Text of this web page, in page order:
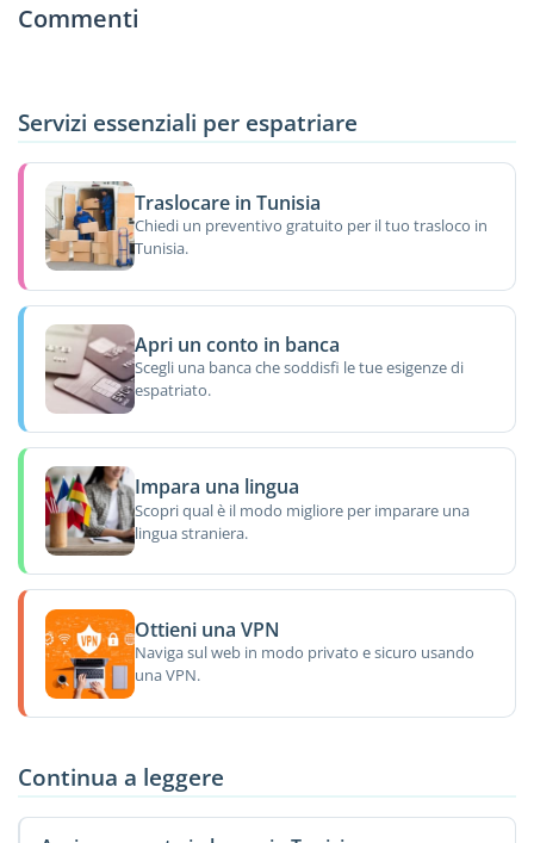
Commenti
Servizi essenziali per espatriare
Traslocare in Tunisia
Chiedi un preventivo gratuito per il tuo trasloco in
Tunisia.
Apri un conto in banca
Scegli una banca che soddisfi le tue esigenze di
espatriato.
Impara una lingua
Scopri qual è il modo migliore per imparare una
lingua straniera.
Ottieni una VPN
Naviga sul web in modo privato e sicuro usando
una VPN.
Continua a leggere